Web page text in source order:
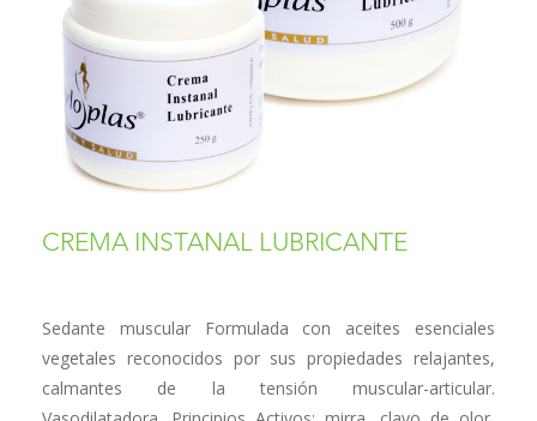
CREMA INSTANAL LUBRICANTE
Sedante muscular Formulada con aceites esenciales
vegetales reconocidos por sus pro­piedades relajantes,
calmantes de la tensión muscular-articular.